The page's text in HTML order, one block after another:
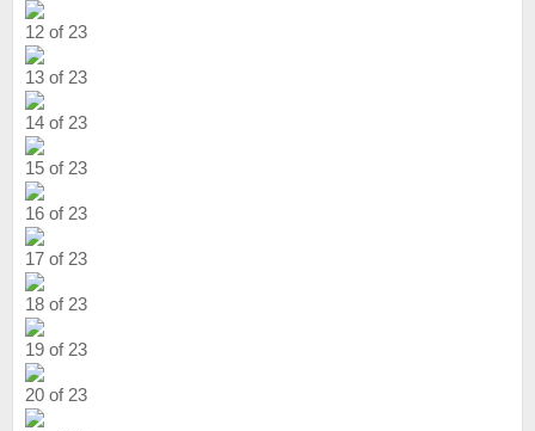
12 of 23
13 of 23
14 of 23
15 of 23
16 of 23
17 of 23
18 of 23
19 of 23
20 of 23